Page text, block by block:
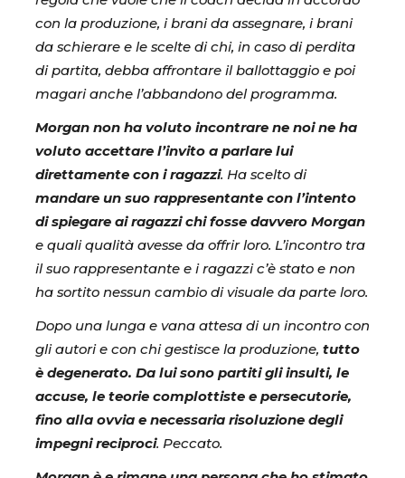
con la produzione, i brani da assegnare, i brani
da schierare e le scelte di chi, in caso di perdita
di partita, debba affrontare il ballottaggio e poi
magari anche l’abbandono del programma.
Morgan non ha voluto incontrare ne noi ne ha
voluto accettare l’invito a parlare lui
direttamente con i ragazzi. Ha scelto di
mandare un suo rappresentante con l’intento
di spiegare ai ragazzi chi fosse davvero Morgan
e quali qualità avesse da offrir loro. L’incontro tra
il suo rappresentante e i ragazzi c’è stato e non
ha sortito nessun cambio di visuale da parte loro.
Dopo una lunga e vana attesa di un incontro con
gli autori e con chi gestisce la produzione, tutto
è degenerato. Da lui sono partiti gli insulti, le
accuse, le teorie complottiste e persecutorie,
fino alla ovvia e necessaria risoluzione degli
impegni reciproci. Peccato.